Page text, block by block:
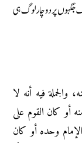
جگہوں پر دو چار لوگ ہی
فيه أنه لا
أو كان القوم على
وحده أو كان